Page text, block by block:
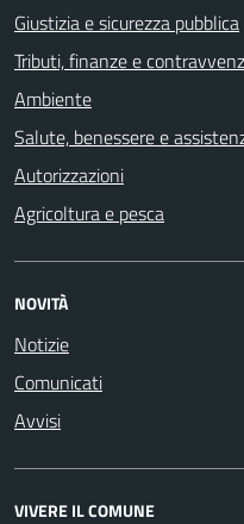
Giustizia e sicurezza pubblica
Tributi, finanze e
Ambiente
Salute, benessere e
Autorizzazioni
Agricoltura e pesca
NOVITÀ
Notizie
Comunicati
Avvisi
VIVERE IL COMUNE